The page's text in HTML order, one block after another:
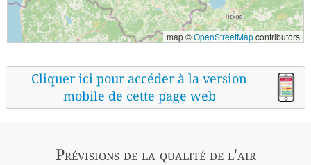
map ©OpenStreetMapcontributors
Cliquer ici pour accéder à la version
mobile de cette page web
Prévisionsde la qualité de l'air